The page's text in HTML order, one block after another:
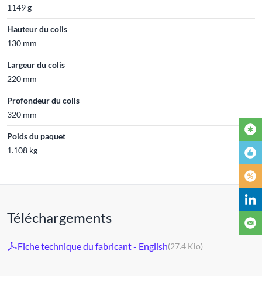
1149 g
Hauteur du colis
130 mm
Largeur du colis
220 mm
Profondeur du colis
320 mm
Poids du paquet
1.108 kg
Téléchargements
Fiche technique du fabricant - English(27.4 Kio)